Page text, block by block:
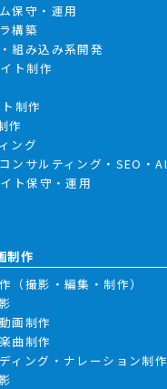
保守・運用
構築
組み込み系開発
ト制作
制作
作
ング
ンサルティング・SEO・
ト保守・運用
制作
（撮影・編集・制作）
画制作
曲制作
ィング・ナレーション制作